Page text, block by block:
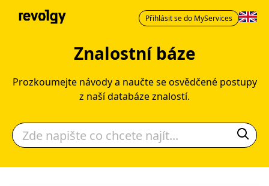
Přihlásit se do MyServices
Znalostní báze
Prozkoumejte návody a naučte se osvědčené postupy
z naší databáze znalostí.